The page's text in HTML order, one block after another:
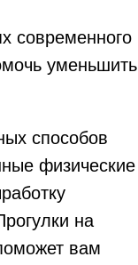
современного
уменьшить
способов
физические
на
вам